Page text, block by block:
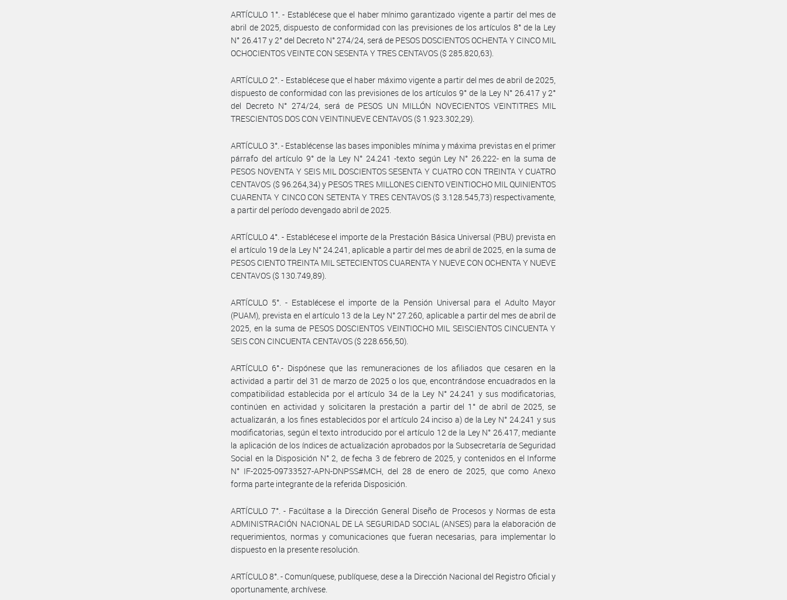
ARTÍCULO 1°. - Establécese que el haber mínimo garantizado vigente a partir del mes de
abril de 2025, dispuesto de conformidad con las previsiones de los artículos 8° de la Ley
N° 26.417 y 2° del Decreto N° 274/24, será de PESOS DOSCIENTOS OCHENTA Y CINCO MIL
OCHOCIENTOS VEINTE CON SESENTA Y TRES CENTAVOS ($ 285.820,63).
ARTÍCULO 2°. - Establécese que el haber máximo vigente a partir del mes de abril de 2025,
dispuesto de conformidad con las previsiones de los artículos 9° de la Ley N° 26.417 y 2°
del Decreto N° 274/24, será de PESOS UN MILLÓN NOVECIENTOS VEINTITRES MIL
TRESCIENTOS DOS CON VEINTINUEVE CENTAVOS ($ 1.923.302,29).
ARTÍCULO 3°. - Establécense las bases imponibles mínima y máxima previstas en el primer
párrafo del artículo 9° de la Ley N° 24.241 -texto según Ley N° 26.222- en la suma de
PESOS NOVENTA Y SEIS MIL DOSCIENTOS SESENTA Y CUATRO CON TREINTA Y CUATRO
CENTAVOS ($ 96.264,34) y PESOS TRES MILLONES CIENTO VEINTIOCHO MIL QUINIENTOS
CUARENTA Y CINCO CON SETENTA Y TRES CENTAVOS ($ 3.128.545,73) respectivamente,
a partir del período devengado abril de 2025.
ARTÍCULO 4°. - Establécese el importe de la Prestación Básica Universal (PBU) prevista en
el artículo 19 de la Ley N° 24.241, aplicable a partir del mes de abril de 2025, en la suma de
PESOS CIENTO TREINTA MIL SETECIENTOS CUARENTA Y NUEVE CON OCHENTA Y NUEVE
CENTAVOS ($ 130.749,89).
ARTÍCULO 5°. - Establécese el importe de la Pensión Universal para el Adulto Mayor
(PUAM), prevista en el artículo 13 de la Ley N° 27.260, aplicable a partir del mes de abril de
2025, en la suma de PESOS DOSCIENTOS VEINTIOCHO MIL SEISCIENTOS CINCUENTA Y
SEIS CON CINCUENTA CENTAVOS ($ 228.656,50).
ARTÍCULO 6°.- Dispónese que las remuneraciones de los afiliados que cesaren en la
actividad a partir del 31 de marzo de 2025 o los que, encontrándose encuadrados en la
compatibilidad establecida por el artículo 34 de la Ley N° 24.241 y sus modificatorias,
continúen en actividad y solicitaren la prestación a partir del 1° de abril de 2025, se
actualizarán, a los fines establecidos por el artículo 24 inciso a) de la Ley N° 24.241 y sus
modificatorias, según el texto introducido por el artículo 12 de la Ley N° 26.417, mediante
la aplicación de los índices de actualización aprobados por la Subsecretaría de Seguridad
Social en la Disposición N° 2, de fecha 3 de febrero de 2025, y contenidos en el Informe
N° IF-2025-09733527-APN-DNPSS#MCH, del 28 de enero de 2025, que como Anexo
forma parte integrante de la referida Disposición.
ARTÍCULO 7°. - Facúltase a la Dirección General Diseño de Procesos y Normas de esta
ADMINISTRACIÓN NACIONAL DE LA SEGURIDAD SOCIAL (ANSES) para la elaboración de
requerimientos, normas y comunicaciones que fueran necesarias, para implementar lo
dispuesto en la presente resolución.
ARTÍCULO 8°. - Comuníquese, publíquese, dese a la Dirección Nacional del Registro Oficial y
oportunamente, archívese.